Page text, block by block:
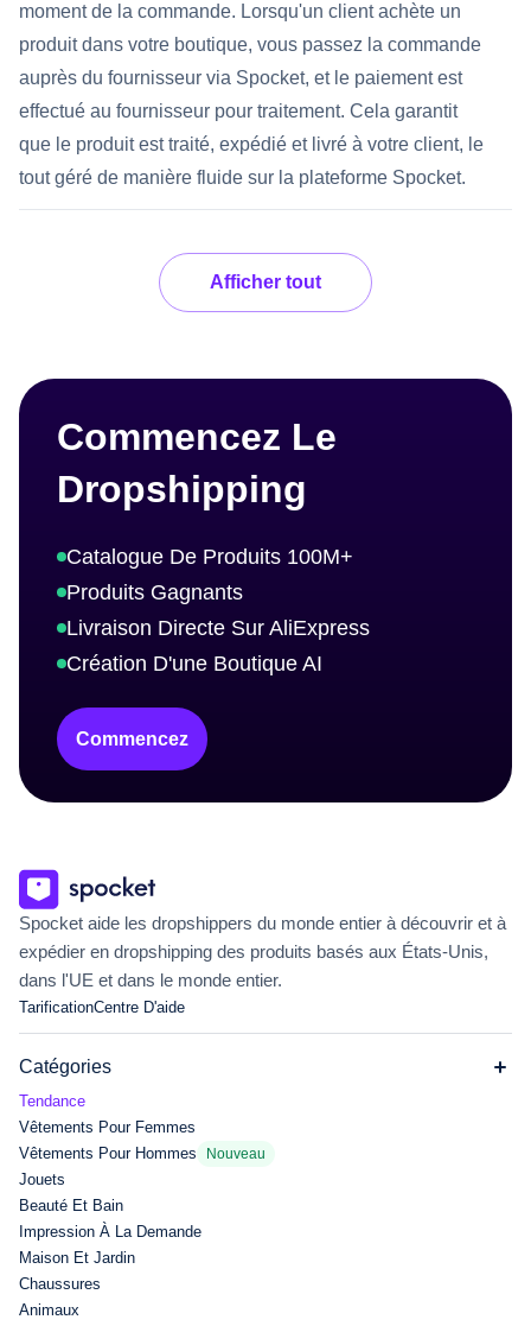
moment de la commande. Lorsqu'un client achète un
produit dans votre boutique, vous passez la commande
auprès du fournisseur via Spocket, et le paiement est
effectué au fournisseur pour traitement. Cela garantit
que le produit est traité, expédié et livré à votre client, le
tout géré de manière fluide sur la plateforme Spocket.
Afficher tout
Commencez Le
Dropshipping
Catalogue De Produits 100M+
Produits Gagnants
Livraison Directe Sur AliExpress
Création D'une Boutique AI
Commencez
Spocket aide les dropshippers du monde entier à découvrir et à
expédier en dropshipping des produits basés aux États-Unis,
dans l'UE et dans le monde entier.
TarificationCentre D'aide
Catégories
Tendance
Vêtements Pour Femmes
Vêtements Pour Hommes
Nouveau
Jouets
Beauté Et Bain
Impression À La Demande
Maison Et Jardin
Chaussures
Animaux